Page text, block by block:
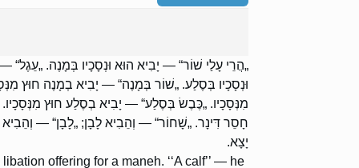
„הֲרֵי עָלַי שׁוֹר“ — יָבִיא הוּא וּנְסָכָיו בְּמָנֶה.
וּנְסָכָיו בְּסֶלַע. „שׁוֹר בְּמָנֶה“ — יָבִיא בְמָנֶה חוּץ
מִנְּסָכָיו. „כֶּבֶשׂ בְּסֶלַע“ — יָבִיא בְסֶלַע חוּץ
חָסֵר דִּינָר. „שָׁחוֹר“ — וְהֵבִיא לָבָן; „לָבָן“ —
יָצָא.
offering for a maneh. ‘‘A calf’’ — he